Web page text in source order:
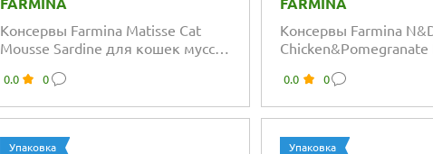
FARMINA
Консервы Farmina Matisse Cat
Mousse Sardine для кошек мусс с
0.0 0
FARMINA
Консервы Farmina
0.0 0
Упаковка Упаковка